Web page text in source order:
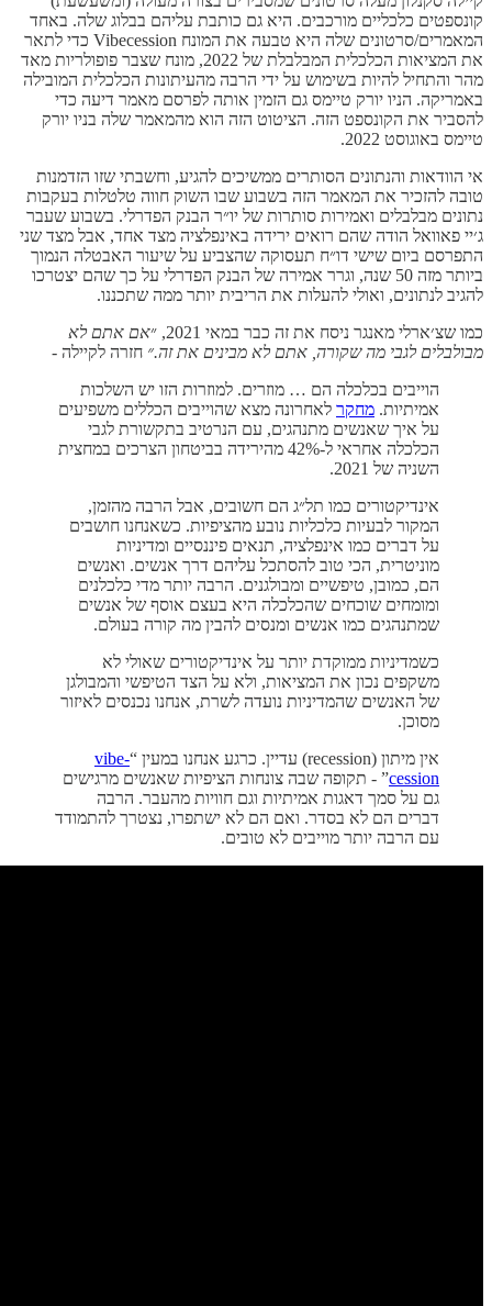
קונספטים כלכליים מורכבים. היא גם כותבת עליהם בבלוג שלה. באחד
המאמרים/סרטונים שלה היא טבעה את המונח Vibecession כדי לתאר
את המציאות הכלכלית המבלבלת של 2022, מונח שצבר פופולריות מאד
מהר והתחיל להיות בשימוש על ידי הרבה מהעיתונות הכלכלית המובילה
באמריקה. הניו יורק טיימס גם הזמין אותה לפרסם מאמר דיעה כדי
להסביר את הקונספט הזה. הציטוט הזה הוא מהמאמר שלה בניו יורק
טיימס באוגוסט 2022.
אי הוודאות והנתונים הסותרים ממשיכים להגיע, וחשבתי שזו הזדמנות
טובה להזכיר את המאמר הזה בשבוע שבו השוק חווה טלטלות בעקבות
נתונים מבלבלים ואמירות סותרות של יו״ר הבנק הפדרלי. בשבוע שעבר
ג׳יי פאוואל הודה שהם רואים ירידה באינפלציה מצד אחד, אבל מצד שני
התפרסם ביום שישי דו״ח תעסוקה שהצביע על שיעור האבטלה הנמוך
ביותר מזה 50 שנה, וגרר אמירה של הבנק הפדרלי על כך שהם יצטרכו
להגיב לנתונים, ואולי להעלות את הריבית יותר ממה שתכננו.
כמו שצ׳ארלי מאנגר ניסח את זה כבר במאי 2021, ״
אם אתם לא
מבולבלים לגבי מה שקורה, אתם לא מבינים את זה.״ חזרה לקיילה -
הוייבים בכלכלה הם … מוזרים. למוזרות הזו יש השלכות
אמיתיות. מחקר לאחרונה מצא שהוייבים הכללים משפיעים
על איך שאנשים מתנהגים, עם הנרטיב בתקשורת לגבי
הכלכלה אחראי ל-42% מהירידה בביטחון הצרכים במחצית
השניה של 2021.
אינדיקטורים כמו תל״ג הם חשובים, אבל הרבה מהזמן,
המקור לבעיות כלכליות נובע מהציפיות. כשאנחנו חושבים
על דברים כמו אינפלציה, תנאים פיננסיים ומדיניות
מוניטרית, הכי טוב להסתכל עליהם דרך אנשים. ואנשים
הם, כמובן, טיפשיים ומבולגנים. הרבה יותר מדי כלכלנים
ומומחים שוכחים שהכלכלה היא בעצם אוסף של אנשים
שמתנהגים כמו אנשים ומנסים להבין מה קורה בעולם.
כשמדיניות ממוקדת יותר על אינדיקטורים שאולי לא
משקפים נכון את המציאות, ולא על הצד הטיפשי והמבולגן
של האנשים שהמדיניות נועדה לשרת, אנחנו נכנסים לאיזור
מסוכן.
אין מיתון (recession) עדיין. כרגע אנחנו במעין “
vibe-
cession” - תקופה שבה צונחות הציפיות שאנשים מרגישים
גם על סמך דאגות אמיתיות וגם חוויות מהעבר. הרבה
דברים הם לא בסדר. ואם הם לא ישתפרו, נצטרך להתמודד
עם הרבה יותר מוייבים לא טובים.